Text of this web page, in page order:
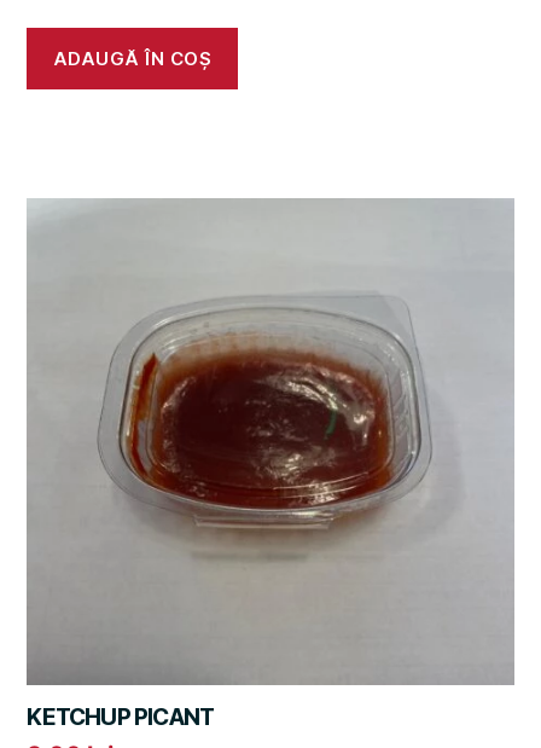
ADAUGĂ ÎN COȘ
KETCHUP PICANT